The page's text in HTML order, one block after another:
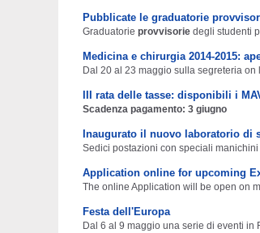
Pubblicate le graduatorie
Graduatorie provvisorie degli studenti
Medicina e chirurgia 2014-2015:
Dal 20 al 23 maggio sulla segreteria on
III rata delle tasse: disponibili i
Scadenza pagamento: 3 giugno
Inaugurato il nuovo laboratorio di
Sedici postazioni con speciali
Application online for upcoming
The online Application will be open on
Festa dell'Europa
Dal 6 al 9 maggio una serie di eventi